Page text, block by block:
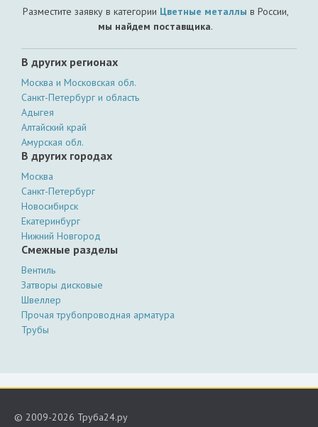
Разместите заявку в категории Цветные металлы в России,
мы найдем поставщика.
В других регионах
Москва и Московская обл.
Санкт-Петербург и область
Адыгея
Алтайский край
Амурская обл.
В других городах
Москва
Санкт-Петербург
Новосибирск
Екатеринбург
Нижний Новгород
Смежные разделы
Вентиль
Затворы дисковые
Швеллер
Прочая трубопроводная арматура
Трубы
© 2009-2026 Труба24.ру